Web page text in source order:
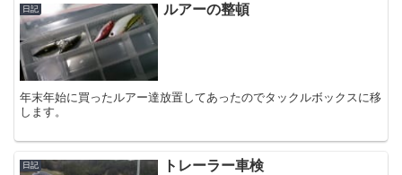
日記 ルアーの整頓
年末年始に買ったルアー達放置してあったのでタックルボックスに移
します。
日記 トレーラー車検